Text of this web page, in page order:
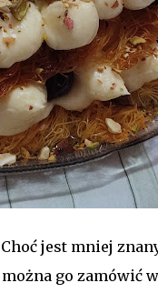
jest mniej
go zamówić